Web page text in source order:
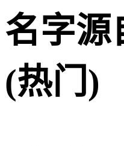
名字源
(热门)